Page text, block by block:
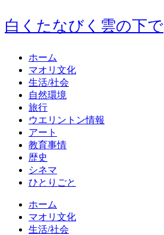
白くたなびく雲の下で
ホーム
マオリ文化
生活/社会
自然環境
旅行
ウエリントン情報
アート
教育事情
歴史
シネマ
ひとりごと
ホーム
マオリ文化
生活/社会